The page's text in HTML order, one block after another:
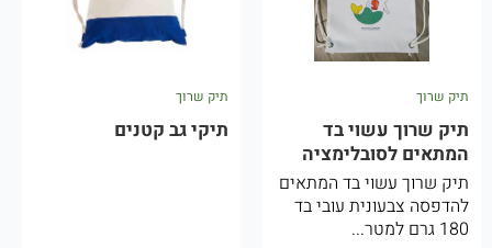
תיק שרוך
תיק שרוך עשוי בד
המתאים לסובלימציה
תיק שרוך עשוי בד המתאים
להדפסה צבעונית עובי בד
180 גרם למטר...
תיק שרוך
תיקי גב קטנים